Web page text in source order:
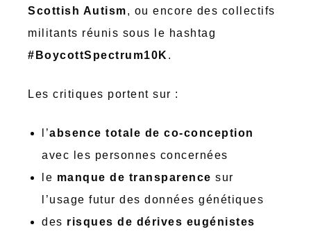
Scottish Autism, ou encore des collectifs
militants réunis sous le hashtag
#BoycottSpectrum10K .
Les critiques portent sur :
l’absence totale de co-conception
avec les personnes concernées
le manque de transparence sur
l’usage futur des données génétiques
des risques de dérives eugénistes